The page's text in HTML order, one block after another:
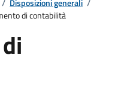
/ Disposizioni generali /
di contabilità